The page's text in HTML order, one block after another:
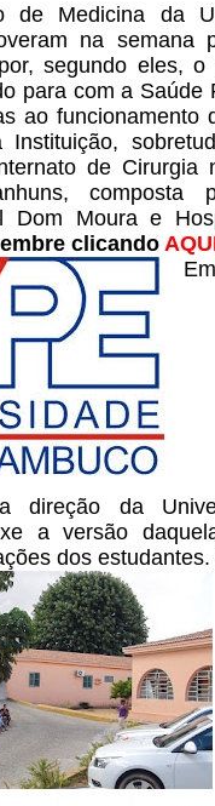
de Medicina da
na semana
segundo eles, o
para com a Saúde
ao funcionamento
Instituição,
de Cirurgia
composta
Dom Moura e
clicando
a direção da
a versão
dos estudantes.